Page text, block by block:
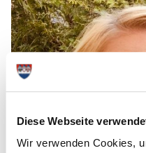
Diese Webseite
Wir verwenden Cookies,